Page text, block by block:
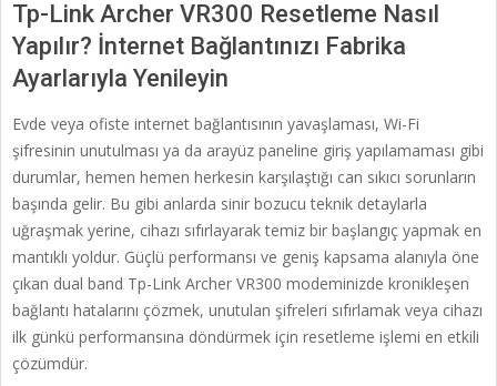
Tp-Link Archer VR300 Resetleme Nasıl
Yapılır? İnternet Bağlantınızı Fabrika
Ayarlarıyla Yenileyin
Evde veya ofiste internet bağlantısının yavaşlaması, Wi-Fi
şifresinin unutulması ya da arayüz paneline giriş yapılamaması gibi
durumlar, hemen hemen herkesin karşılaştığı can sıkıcı sorunların
başında gelir. Bu gibi anlarda sinir bozucu teknik detaylarla
uğraşmak yerine, cihazı sıfırlayarak temiz bir başlangıç yapmak en
mantıklı yoldur. Güçlü performansı ve geniş kapsama alanıyla öne
çıkan dual band Tp-Link Archer VR300 modeminizde kronikleşen
bağlantı hatalarını çözmek, unutulan şifreleri sıfırlamak veya cihazı
ilk günkü performansına döndürmek için resetleme işlemi en etkili
çözümdür.